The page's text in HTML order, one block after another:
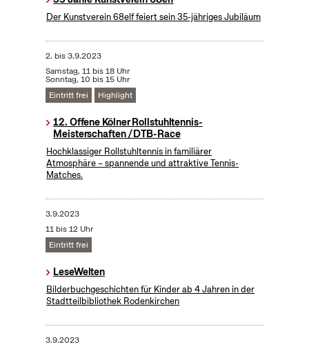
Der Kunstverein 68elf feiert sein 35-jähriges Jubiläum
2. bis3.9.2023
Samstag, 11 bis 18 Uhr
Sonntag, 10 bis 15 Uhr
Eintritt frei
Highlight
12. Offene Kölner Rollstuhltennis-
Meisterschaften / DTB-Race
Hochklassiger Rollstuhltennis in familiärer
Atmosphäre – spannende und attraktive Tennis-
Matches.
3.9.2023
11 bis 12 Uhr
Eintritt frei
LeseWelten
Bilderbuchgeschichten für Kinder ab 4 Jahren in der
Stadtteilbibliothek Rodenkirchen
3.9.2023